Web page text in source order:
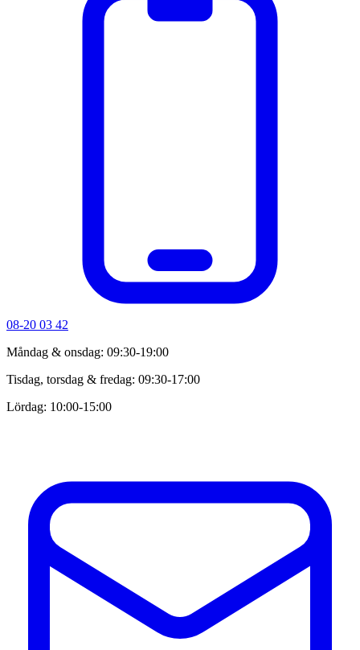
08-20 03 42
Måndag & onsdag: 09:30-19:00
Tisdag, torsdag & fredag: 09:30-17:00
Lördag: 10:00-15:00